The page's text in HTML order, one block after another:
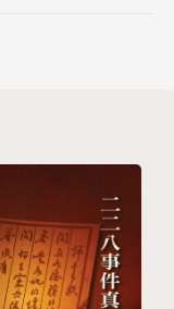
種樣貌與運用方